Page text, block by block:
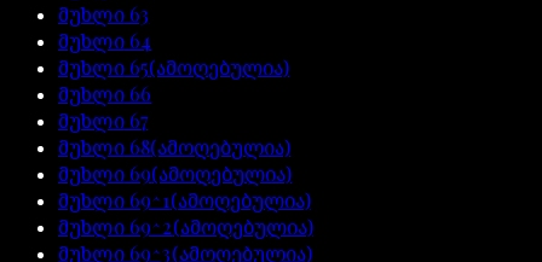
მუხლი 63
მუხლი 64
მუხლი 65(ამოღებულია)
მუხლი 66
მუხლი 67
მუხლი 68(ამოღებულია)
მუხლი 69(ამოღებულია)
მუხლი 69^1(ამოღებულია)
მუხლი 69^2(ამოღებულია)
მუხლი 69^3(ამოღებულია)